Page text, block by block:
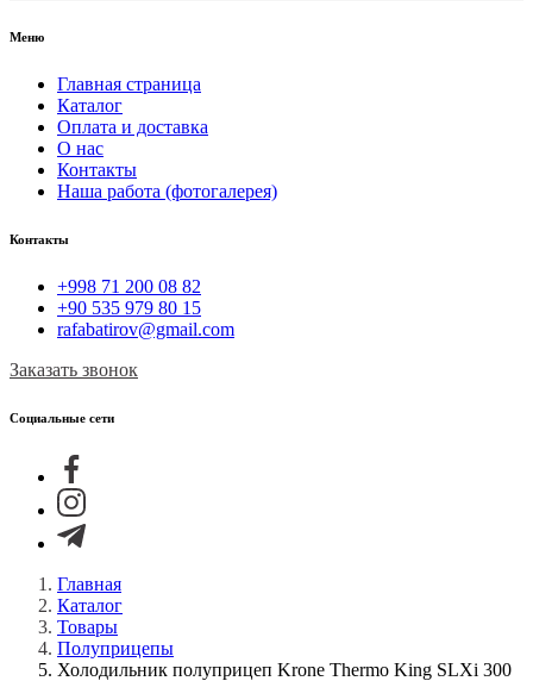
Меню
Главная страница
Каталог
Оплата и доставка
О нас
Контакты
Наша работа (фотогалерея)
Контакты
+998 71 200 08 82
+90 535 979 80 15
rafabatirov@gmail.com
Заказать звонок
Социальные сети
Главная
Каталог
Товары
Полуприцепы
Холодильник полуприцеп Krone Thermo King SLXi 300